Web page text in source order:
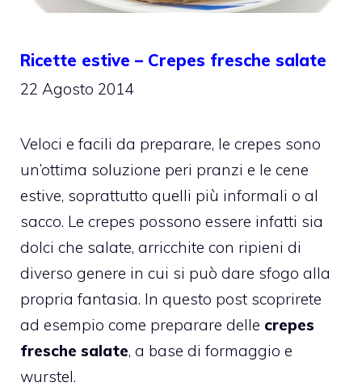
Ricette estive – Crepes fresche salate
22 Agosto 2014
Veloci e facili da preparare, le crepes sono
un’ottima soluzione peri pranzi e le cene
estive, soprattutto quelli più informali o al
sacco. Le crepes possono essere infatti sia
dolci che salate, arricchite con ripieni di
diverso genere in cui si può dare sfogo alla
propria fantasia. In questo post scoprirete
ad esempio come preparare delle crepes
fresche salate, a base di formaggio e
wurstel.